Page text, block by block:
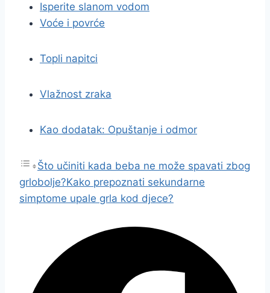
Isperite slanom vodom
Voće i povrće
Topli napitci
Vlažnost zraka
Kao dodatak: Opuštanje i odmor
Što učiniti kada beba ne može spavati zbog
grlobolje?Kako prepoznati sekundarne
simptome upale grla kod djece?